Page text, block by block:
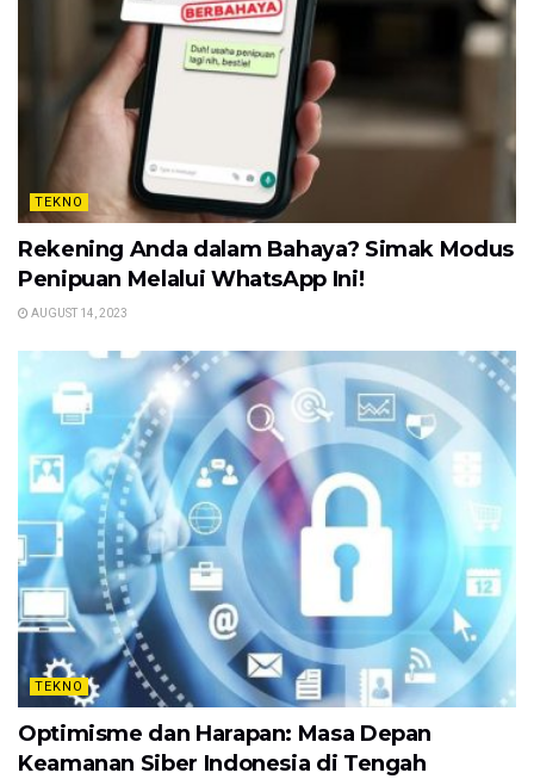
TEKNO
Rekening Anda dalam Bahaya? Simak Modus
Penipuan Melalui WhatsApp Ini!
AUGUST 14, 2023
TEKNO
Optimisme dan Harapan: Masa Depan
Keamanan Siber Indonesia di Tengah